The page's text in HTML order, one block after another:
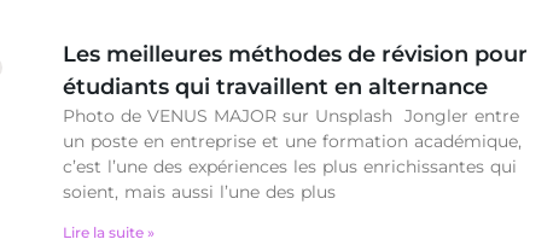
Les meilleures méthodes de révision pour
étudiants qui travaillent en alternance
Photo de VENUS MAJOR sur Unsplash Jongler entre
un poste en entreprise et une formation académique,
c’est l’une des expériences les plus enrichissantes qui
soient, mais aussi l’une des plus
Lire la suite »